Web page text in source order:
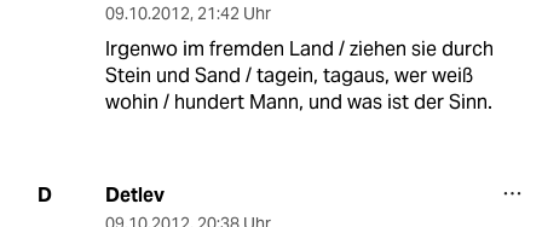
09.10.2012, 21:42 Uhr
Irgenwo im fremden Land / ziehen sie durch
Stein und Sand / tagein, tagaus, wer weiß
wohin / hundert Mann, und was ist der Sinn.
D Detlev